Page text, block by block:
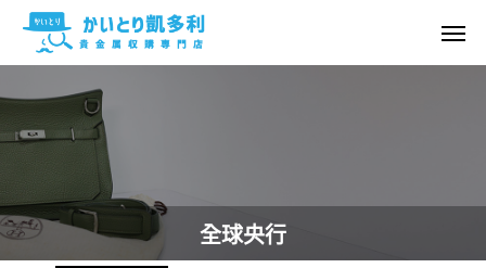
全球央行